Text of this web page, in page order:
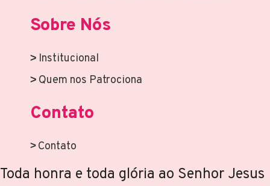
Sobre Nós
Institucional
Quem nos Patrociona
Contato
Contato
Toda honra e toda glória ao Senhor Jesus